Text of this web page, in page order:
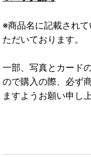
※商品名に記載され
ただいております。
一部、写真とカード
ので購入の際、必ず
ますようお願い申し